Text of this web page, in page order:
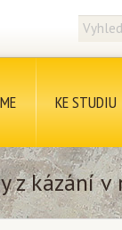
KE STUDIU
z kázání